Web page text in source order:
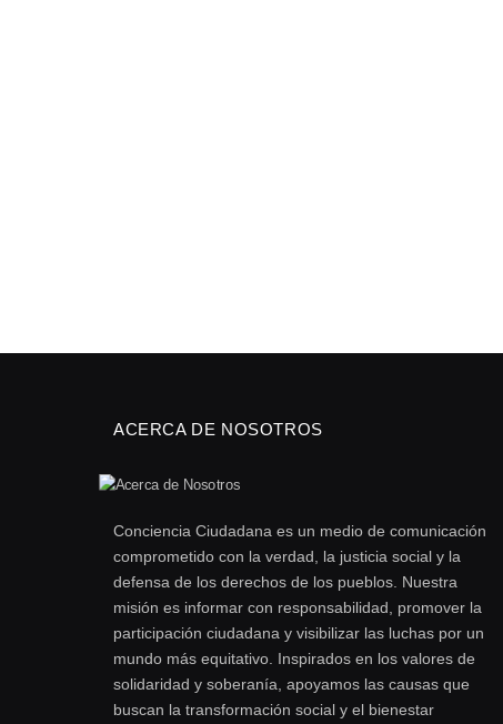
ACERCA DE NOSOTROS
Conciencia Ciudadana es un medio de comunicación
comprometido con la verdad, la justicia social y la
defensa de los derechos de los pueblos. Nuestra
misión es informar con responsabilidad, promover la
participación ciudadana y visibilizar las luchas por un
mundo más equitativo. Inspirados en los valores de
solidaridad y soberanía, apoyamos las causas que
buscan la transformación social y el bienestar